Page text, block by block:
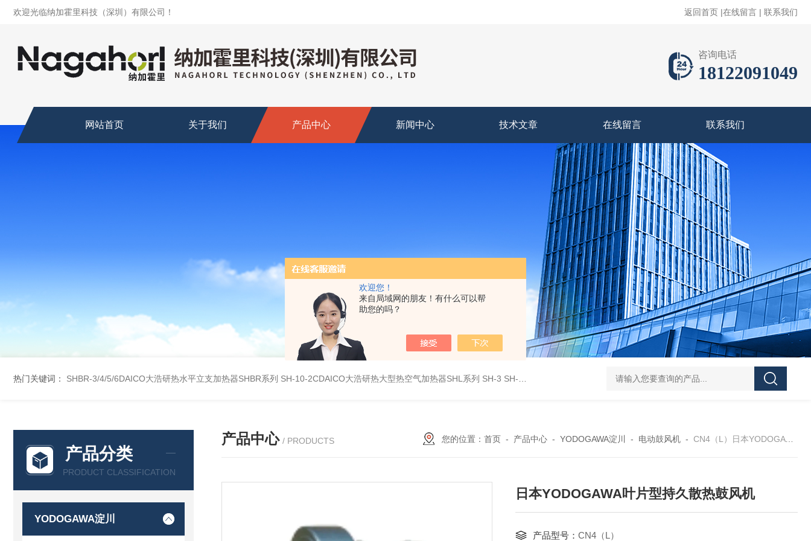
欢迎您！
来自局域网的朋友！有什么可以帮
助您的吗？
欢迎光临纳加霍里科技（深圳）有限公司！ 返回首页 |在线留言 | 联系我们
咨询电话
18122091049
网站首页 关于我们 产品中心 新闻中心 技术文章 在线留言 联系我们
热门关键词： SHBR-3/4/5/6DAICO大浩研热水平立支加热器SHBR系列 SH-10-2CDAICO大浩研热大型热空气加热器SHL系列 SH-3 SH-4DAICO大浩研热水平热空气产生加热器SH系列 L-00/01/02/03DAICO大浩研
产品分类
PRODUCT CLASSIFICATION
YODOGAWA淀川
产品中心 / PRODUCTS 您的位置： 首页- 产品中心- YODOGAWA淀川 - 电动鼓风机- CN4（L）日本YODOGAWA叶片型持久散热鼓风机
日本YODOGAWA叶片型持久散热鼓风机
产品型号： CN4（L）